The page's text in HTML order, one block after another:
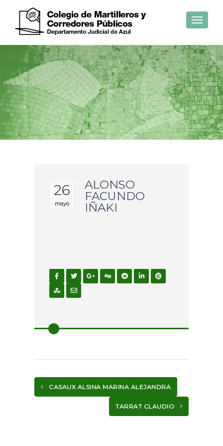
Toggle
26
mayo
ALONSO
FACUNDO
IÑAKI
CASAUX ALSINA MARINA ALEJANDRA
TARRAT CLAUDIO